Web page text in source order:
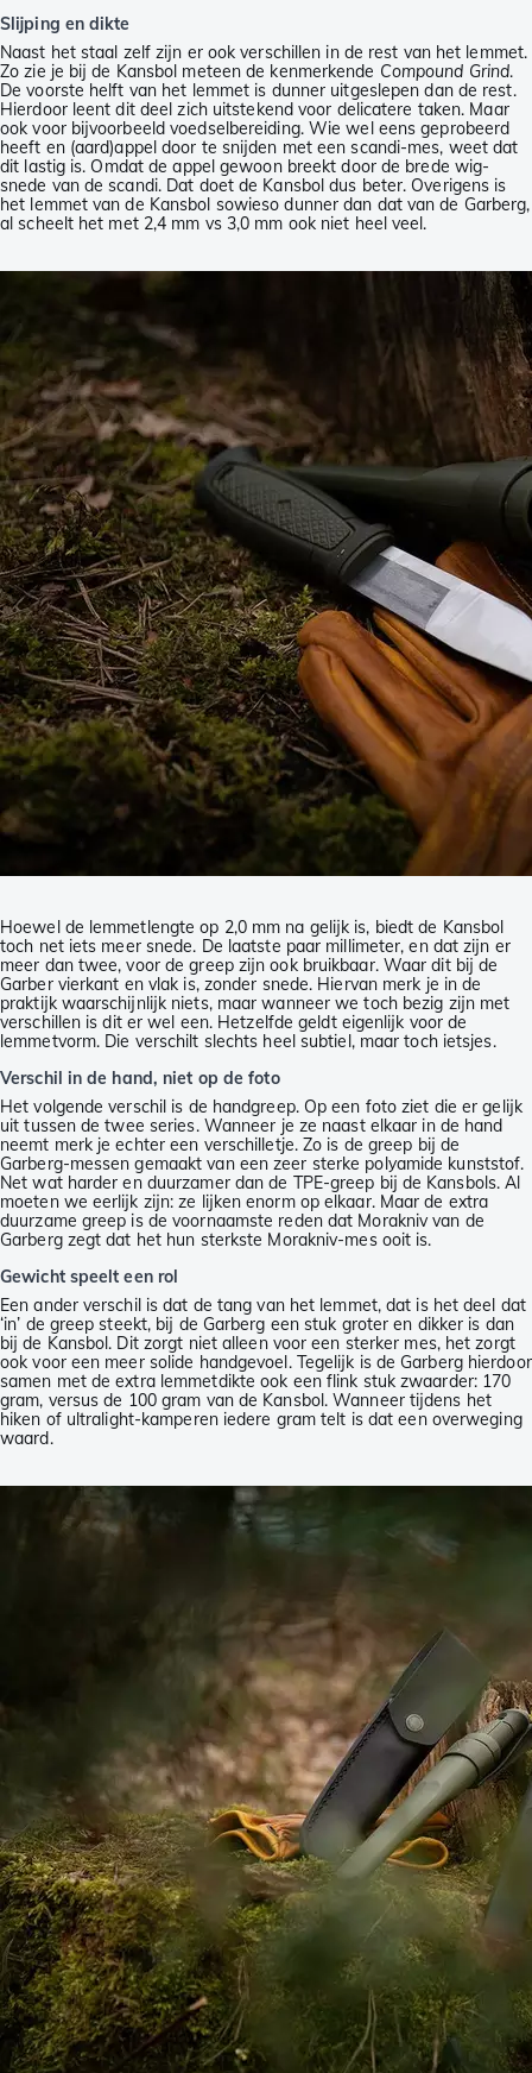
Slijping en dikte
Naast het staal zelf zijn er ook verschillen in de rest van het lemmet.
Zo zie je bij de Kansbol meteen de kenmerkende Compound Grind.
De voorste helft van het lemmet is dunner uitgeslepen dan de rest.
Hierdoor leent dit deel zich uitstekend voor delicatere taken. Maar
ook voor bijvoorbeeld voedselbereiding. Wie wel eens geprobeerd
heeft en (aard)appel door te snijden met een scandi-mes, weet dat
dit lastig is. Omdat de appel gewoon breekt door de brede wig-
snede van de scandi. Dat doet de Kansbol dus beter. Overigens is
het lemmet van de Kansbol sowieso dunner dan dat van de Garberg,
al scheelt het met 2,4 mm vs 3,0 mm ook niet heel veel.
Hoewel de lemmetlengte op 2,0 mm na gelijk is, biedt de Kansbol
toch net iets meer snede. De laatste paar millimeter, en dat zijn er
meer dan twee, voor de greep zijn ook bruikbaar. Waar dit bij de
Garber vierkant en vlak is, zonder snede. Hiervan merk je in de
praktijk waarschijnlijk niets, maar wanneer we toch bezig zijn met
verschillen is dit er wel een. Hetzelfde geldt eigenlijk voor de
lemmetvorm. Die verschilt slechts heel subtiel, maar toch ietsjes.
Verschil in de hand, niet op de foto
Het volgende verschil is de handgreep. Op een foto ziet die er gelijk
uit tussen de twee series. Wanneer je ze naast elkaar in de hand
neemt merk je echter een verschilletje. Zo is de greep bij de
Garberg-messen gemaakt van een zeer sterke polyamide kunststof.
Net wat harder en duurzamer dan de TPE-greep bij de Kansbols. Al
moeten we eerlijk zijn: ze lijken enorm op elkaar. Maar de extra
duurzame greep is de voornaamste reden dat Morakniv van de
Garberg zegt dat het hun sterkste Morakniv-mes ooit is.
Gewicht speelt een rol
Een ander verschil is dat de tang van het lemmet, dat is het deel dat
‘in’ de greep steekt, bij de Garberg een stuk groter en dikker is dan
bij de Kansbol. Dit zorgt niet alleen voor een sterker mes, het zorgt
ook voor een meer solide handgevoel. Tegelijk is de Garberg hierdoor
samen met de extra lemmetdikte ook een flink stuk zwaarder: 170
gram, versus de 100 gram van de Kansbol. Wanneer tijdens het
hiken of ultralight-kamperen iedere gram telt is dat een overweging
waard.